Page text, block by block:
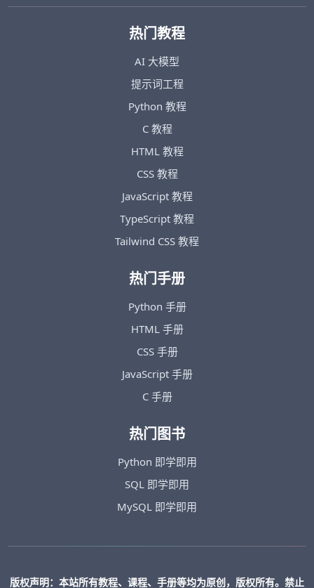
热门教程
AI 大模型
提示词工程
Python 教程
C 教程
HTML 教程
CSS 教程
JavaScript 教程
TypeScript 教程
Tailwind CSS 教程
热门手册
Python 手册
HTML 手册
CSS 手册
JavaScript 手册
C 手册
热门图书
Python 即学即用
SQL 即学即用
MySQL 即学即用
版权声明：本站所有教程、课程、手册等均为原创，版权所有。禁止